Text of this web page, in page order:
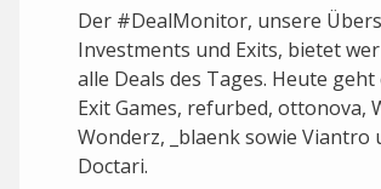
Der #DealMonitor, unsere
Investments und Exits, bietet
alle Deals des Tages. Heute geht
Exit Games, refurbed, ottonova,
Wonderz, _blaenk sowie Viantro
Doctari.